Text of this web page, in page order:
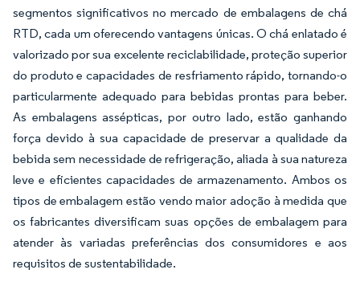
segmentos significativos no mercado de embalagens de chá
RTD, cada um oferecendo vantagens únicas. O chá enlatado é
valorizado por sua excelente reciclabilidade, proteção superior
do produto e capacidades de resfriamento rápido, tornando-o
particularmente adequado para bebidas prontas para beber.
As embalagens assépticas, por outro lado, estão ganhando
força devido à sua capacidade de preservar a qualidade da
bebida sem necessidade de refrigeração, aliada à sua natureza
leve e eficientes capacidades de armazenamento. Ambos os
tipos de embalagem estão vendo maior adoção à medida que
os fabricantes diversificam suas opções de embalagem para
atender às variadas preferências dos consumidores e aos
requisitos de sustentabilidade.